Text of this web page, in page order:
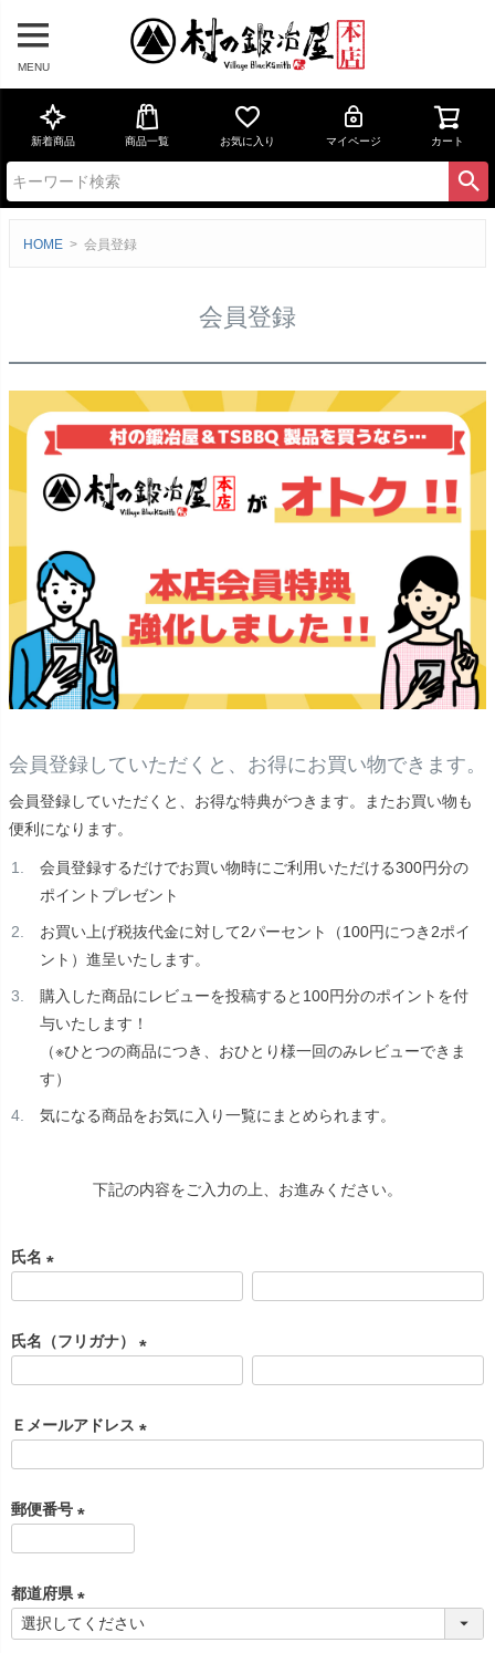
MENU
新着商品 商品一覧 お気に入り マイページ カート
HOME 会員登録
会員登録
会員登録していただくと、お得にお買い物できます。
会員登録していただくと、お得な特典がつきます。またお買い物も
便利になります。
会員登録するだけでお買い物時にご利用いただける300円分の
ポイントプレゼント
お買い上げ税抜代金に対して2パーセント（100円につき2ポイ
ント）進呈いたします。
購入した商品にレビューを投稿すると100円分のポイントを付
与いたします！
（※ひとつの商品につき、おひとり様一回のみレビューできま
す）
気になる商品をお気に入り一覧にまとめられます。
下記の内容をご入力の上、お進みください。
氏名
須
氏名（フリガナ）
須
Ｅメールアドレス
郵便番号
須
)
都道府県
(